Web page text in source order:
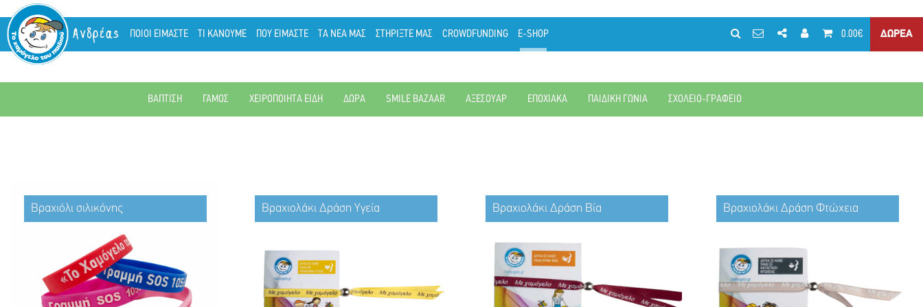
Ανδρέας ΠΟΙΟΙ ΕΙΜΑΣΤΕ ΤΙ ΚΑΝΟΥΜΕ ΠΟΥ ΕΙΜΑΣΤΕ ΤΑ ΝΕΑ ΜΑΣ ΣΤΗΡΙΞΤΕ ΜΑΣ CROWDFUNDING E-SHOP 0.00€ ΔΩΡΕΑ
ΒΑΠΤΙΣΗ ΓΑΜΟΣ ΧΕΙΡΟΠΟΙΗΤΑ ΕΙΔΗ ΔΩΡΑ SMILE BAZAAR ΑΞΕΣΟΥΑΡ ΕΠΟΧΙΑΚΑ ΠΑΙΔΙΚΗ ΓΩΝΙΑ ΣΧΟΛΕΙΟ-ΓΡΑΦΕΙΟ
Βραχιόλι σιλικόνης Βραχιολάκι Δράση Υγεία Βραχιολάκι Δράση Βία Βραχιολάκι Δράση Φτώχεια